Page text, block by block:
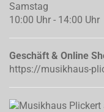
Samstag
10:00 Uhr - 14:00 Uhr
Geschäft & Online
https://musikhaus-